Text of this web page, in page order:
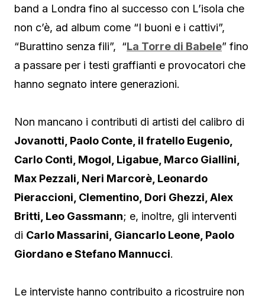
band a Londra fino al successo con L’isola che
non c’è, ad album come “I buoni e i cattivi”,
“Burattino senza fili”, “La Torre di Babele” fino
a passare per i testi graffianti e provocatori che
hanno segnato intere generazioni.
Non mancano i contributi di artisti del calibro di
Jovanotti, Paolo Conte, il fratello Eugenio,
Carlo Conti, Mogol, Ligabue, Marco Giallini,
Max Pezzali, Neri Marcorè, Leonardo
Pieraccioni, Clementino, Dori Ghezzi, Alex
Britti, Leo Gassmann; e, inoltre, gli interventi
di Carlo Massarini, Giancarlo Leone, Paolo
Giordano e Stefano Mannucci.
Le interviste hanno contribuito a ricostruire non